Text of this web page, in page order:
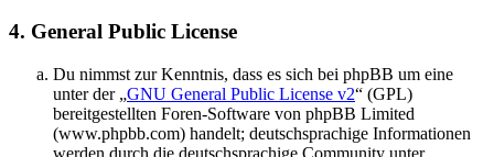
4. General Public License
Du nimmst zur Kenntnis, dass es sich bei phpBB um eine
unter der „GNU General Public License v2“ (GPL)
bereitgestellten Foren-Software von phpBB Limited
(www.phpbb.com) handelt; deutschsprachige Informationen